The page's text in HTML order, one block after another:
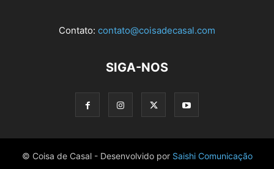
Contato: contato@coisadecasal.com
SIGA-NOS
© Coisa de Casal - Desenvolvido por Saishi Comunicação